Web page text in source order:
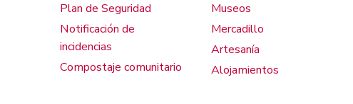
Plan de Seguridad
Notificación de
incidencias
Compostaje comunitario
Museos
Mercadillo
Artesanía
Alojamientos